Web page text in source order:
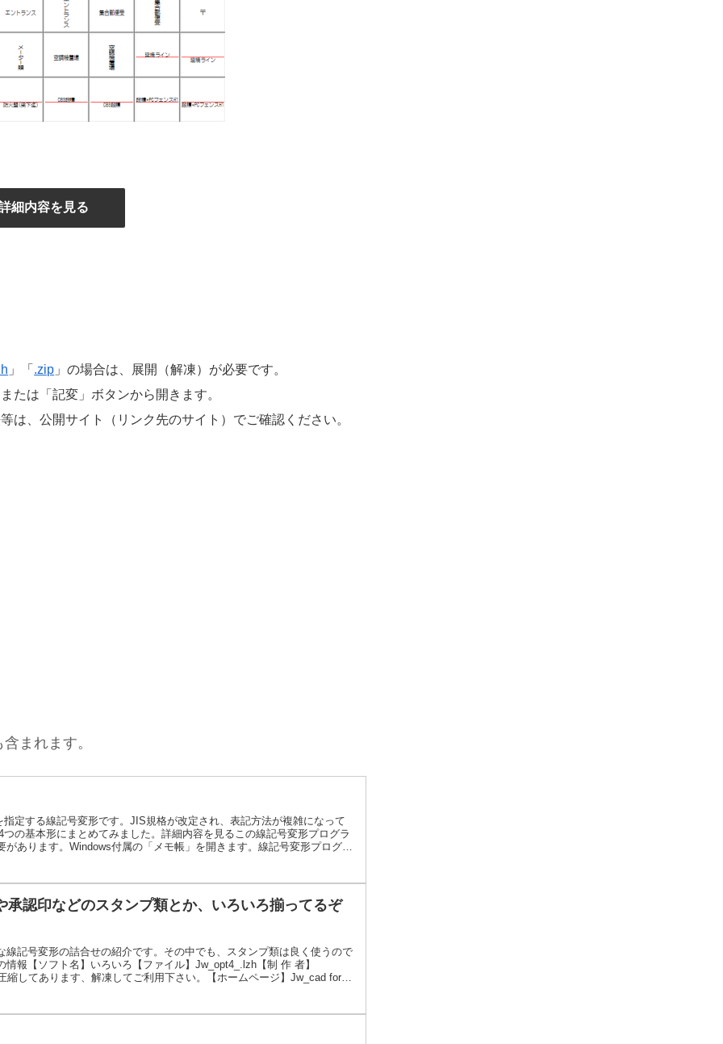
細内容を見る
」「 .zip 」の場合は、展開（解凍）が必要です。
たは「記変」ボタンから開きます。
は、公開サイト（リンク先のサイト）でご確認ください。
まれます。
定する線記号変形です。JIS規格が改定され、表記方法が複雑になって
の基本形にまとめてみました。詳細内容を見るこの線記号変形プログラ
があります。Windows付属の「メモ帳」を開きます。線記号変形プログラ
承認印などのスタンプ類とか、いろいろ揃ってるぞ
記号変形の詰合せの紹介です。その中でも、スタンプ類は良く使うので
情報【ソフト名】いろいろ【ファイル】Jw_opt4_.lzh【制 作 者】
縮してあります、解凍してご利用下さい。【ホームページ】Jw_cad for